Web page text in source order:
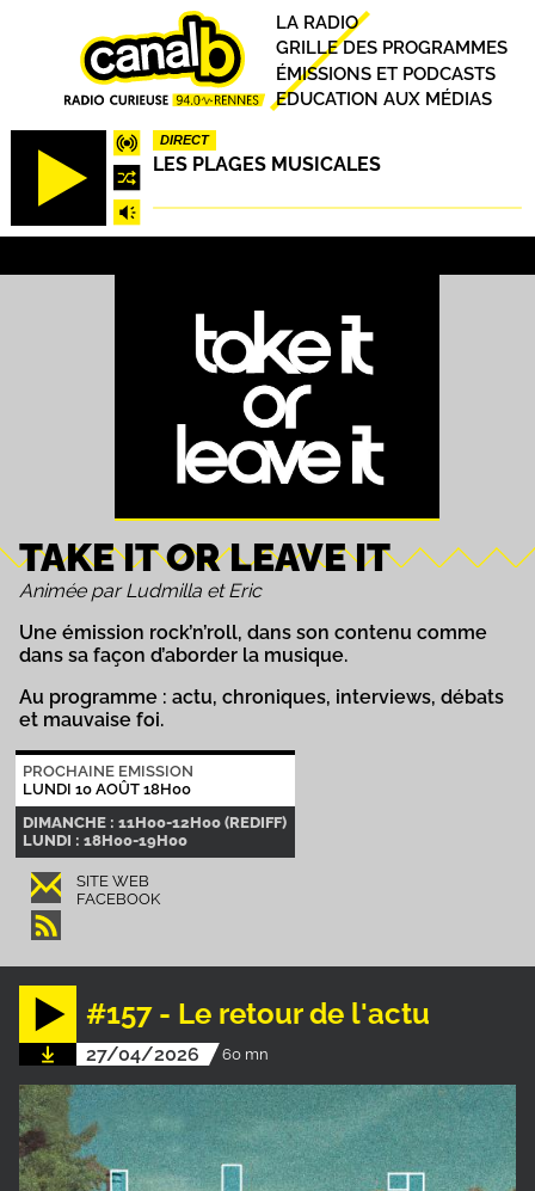
DIRECT
LES PLAGES MUSICALES
Principal
LA RADIO
GRILLE DES PROGRAMMES
ÉMISSIONS ET PODCASTS
EDUCATION AUX MÉDIAS
TAKE IT OR LEAVE IT
Animée par Ludmilla et Eric
Une émission rock’n’roll, dans son contenu comme
dans sa façon d’aborder la musique.
Au programme : actu, chroniques, interviews, débats
et mauvaise foi.
PROCHAINE EMISSION
LUNDI 10 AOÛT 18H00
DIMANCHE : 11H00-12H00 (REDIFF)
LUNDI : 18H00-19H00
SITE WEB
FACEBOOK
#157 - Le retour de l'actu
27/04/2026 60 mn